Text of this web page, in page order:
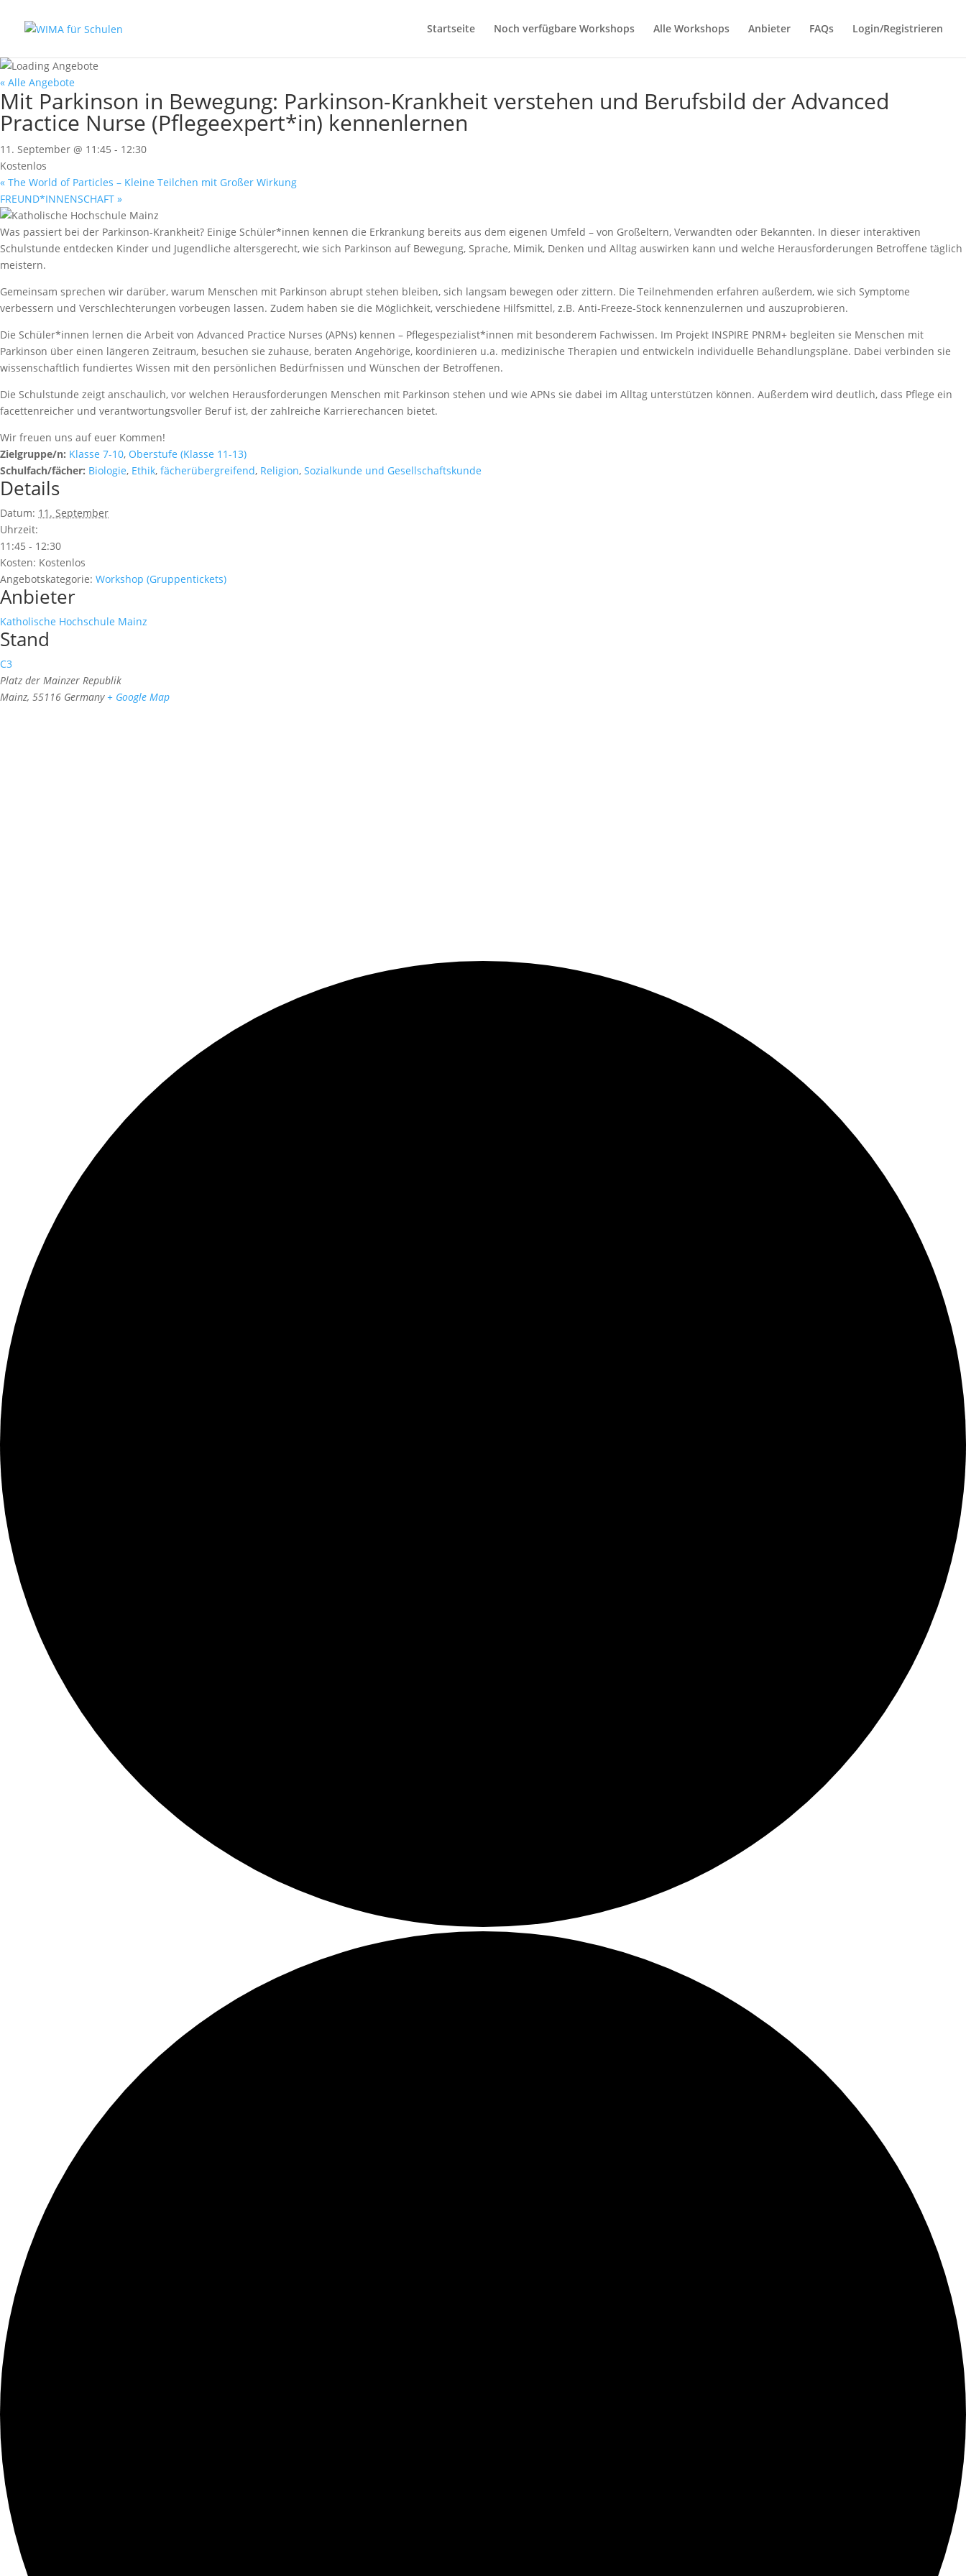
Startseite Noch verfügbare Workshops Alle Workshops Anbieter FAQs Login/Registrieren
« Alle Angebote
Mit Parkinson in Bewegung: Parkinson-Krankheit verstehen und Berufsbild der Advanced
Practice Nurse (Pflegeexpert*in) kennenlernen
11. September @ 11:45 - 12:30
Kostenlos
« The World of Particles – Kleine Teilchen mit Großer Wirkung
FREUND*INNENSCHAFT »
Was passiert bei der Parkinson-Krankheit? Einige Schüler*innen kennen die Erkrankung bereits aus dem eigenen Umfeld – von Großeltern, Verwandten oder Bekannten. In dieser interaktiven
Schulstunde entdecken Kinder und Jugendliche altersgerecht, wie sich Parkinson auf Bewegung, Sprache, Mimik, Denken und Alltag auswirken kann und welche Herausforderungen Betroffene täglich
meistern.
Gemeinsam sprechen wir darüber, warum Menschen mit Parkinson abrupt stehen bleiben, sich langsam bewegen oder zittern. Die Teilnehmenden erfahren außerdem, wie sich Symptome
verbessern und Verschlechterungen vorbeugen lassen. Zudem haben sie die Möglichkeit, verschiedene Hilfsmittel, z.B. Anti-Freeze-Stock kennenzulernen und auszuprobieren.
Die Schüler*innen lernen die Arbeit von Advanced Practice Nurses (APNs) kennen – Pflegespezialist*innen mit besonderem Fachwissen. Im Projekt INSPIRE PNRM+ begleiten sie Menschen mit
Parkinson über einen längeren Zeitraum, besuchen sie zuhause, beraten Angehörige, koordinieren u.a. medizinische Therapien und entwickeln individuelle Behandlungspläne. Dabei verbinden sie
wissenschaftlich fundiertes Wissen mit den persönlichen Bedürfnissen und Wünschen der Betroffenen.
Die Schulstunde zeigt anschaulich, vor welchen Herausforderungen Menschen mit Parkinson stehen und wie APNs sie dabei im Alltag unterstützen können. Außerdem wird deutlich, dass Pflege ein
facettenreicher und verantwortungsvoller Beruf ist, der zahlreiche Karrierechancen bietet.
Wir freuen uns auf euer Kommen!
Zielgruppe/n: Klasse 7-10, Oberstufe (Klasse 11-13)
Schulfach/fächer: Biologie, Ethik, fächerübergreifend, Religion, Sozialkunde und Gesellschaftskunde
Details
Datum: 11. September
Uhrzeit:
11:45 - 12:30
Kosten: Kostenlos
Angebotskategorie: Workshop (Gruppentickets)
Anbieter
Katholische Hochschule Mainz
Stand
C3
Platz der Mainzer Republik
Mainz, 55116 Germany + Google Map